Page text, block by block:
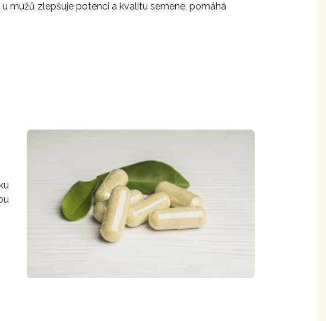
mužů zlepšuje potenci a kvalitu semene, pomáhá